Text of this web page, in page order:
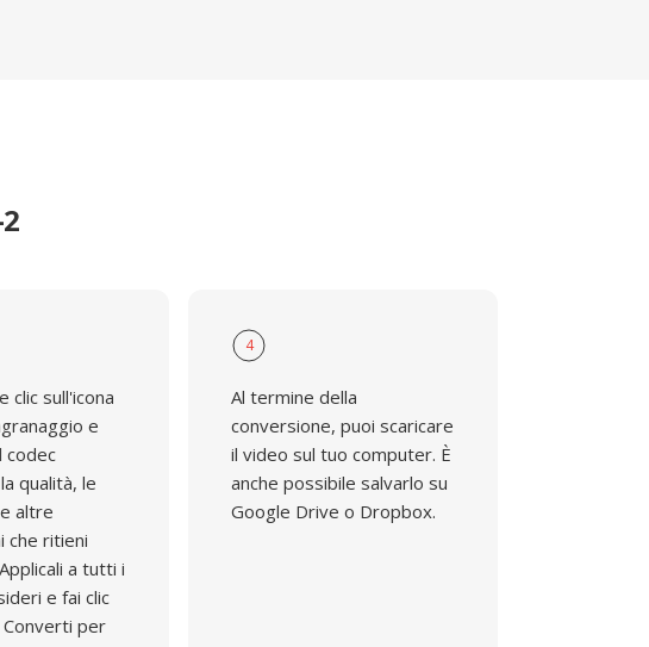
clic sull'icona
e
codec
qualità, le
altre
che ritieni
a tutti i
e fai clic
per
4
Al termine della
conversione, puoi scaricare
il video sul tuo computer. È
anche possibile salvarlo su
Google Drive o Dropbox.